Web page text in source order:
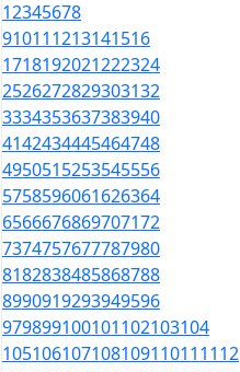
12345678
910111213141516
1718192021222324
2526272829303132
3334353637383940
4142434445464748
4950515253545556
5758596061626364
6566676869707172
7374757677787980
8182838485868788
8990919293949596
979899100101102103104
105106107108109110111112